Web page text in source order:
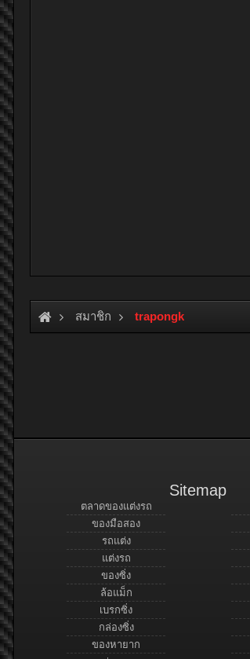
สมาชิก trapongk
Sitemap
ตลาดของแต่งรถ
ของมือสอง
รถแต่ง
แต่งรถ
ของซิ่ง
ล้อแม็ก
เบรกซิ่ง
กล่องซิ่ง
ของหายาก